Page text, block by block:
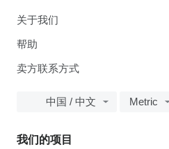
关于我们
帮助
卖方联系方式
中国 / 中文 Metric
我们的项目